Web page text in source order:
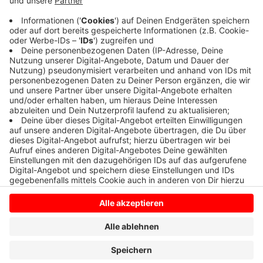
aus Dülmen über ihre Leidenschaft für ihren Beruf
als Krankenpflegerin. Um viertel nach 7. Radio an!
Veröffentlicht: Dienstag, 12.05.2026 06:40
Anzeige
Anzeige